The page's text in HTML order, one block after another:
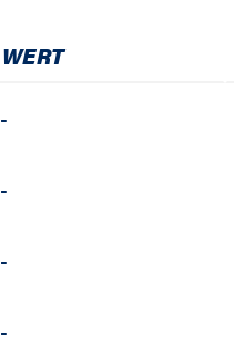
WERT
-
-
-
-